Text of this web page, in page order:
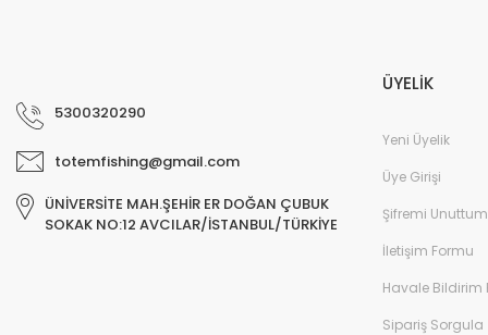
5300320290
totemfishing@gmail.com
ÜNİVERSİTE MAH.ŞEHİR ER DOĞAN ÇUBUK
SOKAK NO:12 AVCILAR/İSTANBUL/TÜRKİYE
ÜYELİK
Yeni Üyelik
Üye Girişi
Şifremi Unuttum
İletişim Formu
Havale Bildirim
Sipariş Sorgula